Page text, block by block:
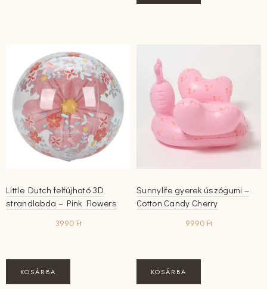
Little Dutch felfújható 3D
strandlabda – Pink Flowers
3990 Ft
KOSÁRBA
Sunnylife gyerek úszógumi –
Cotton Candy Cherry
9990 Ft
KOSÁRBA